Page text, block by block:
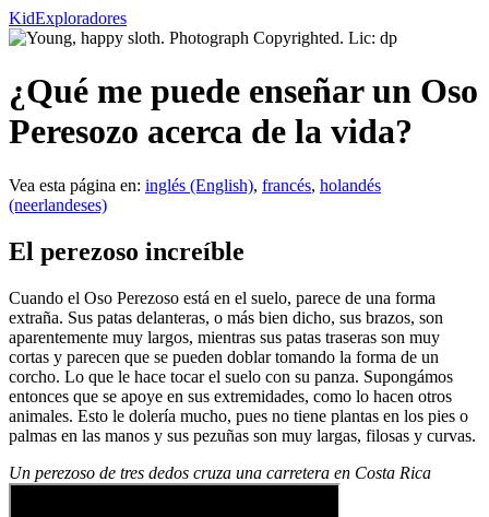
KidExploradores
¿Qué me puede enseñar un Oso
Peresozo acerca de la vida?
Vea esta página en: inglés (English), francés, holandés
(neerlandeses)
El perezoso increíble
Cuando el Oso Perezoso está en el suelo, parece de una forma
extraña. Sus patas delanteras, o más bien dicho, sus brazos, son
aparentemente muy largos, mientras sus patas traseras son muy
cortas y parecen que se pueden doblar tomando la forma de un
corcho. Lo que le hace tocar el suelo con su panza. Supongámos
entonces que se apoye en sus extremidades, como lo hacen otros
animales. Esto le dolería mucho, pues no tiene plantas en los pies o
palmas en las manos y sus pezuñas son muy largas, filosas y curvas.
Un perezoso de tres dedos cruza una carretera en Costa Rica